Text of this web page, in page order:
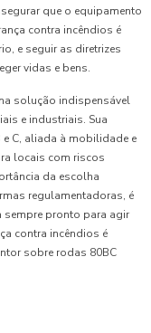
que o equipamento
contra incêndios é
e seguir as diretrizes
vidas e bens.
solução indispensável
e industriais. Sua
C, aliada à mobilidade e
locais com riscos
da escolha
regulamentadoras, é
sempre pronto para agir
contra incêndios é
sobre rodas 80BC